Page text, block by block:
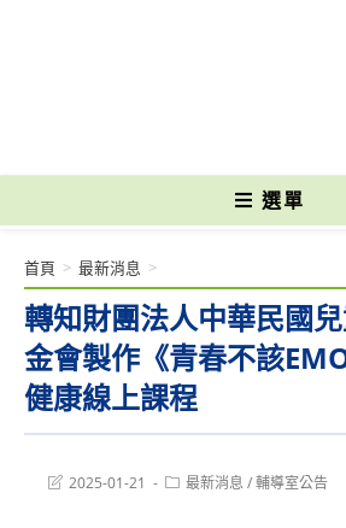
選單
轉知財團法人中華民國
金會製作《青春不該
健康線上課程
首頁 > 最新消息 >
Post2025-01-21
Post最新消息 /輔導室公告